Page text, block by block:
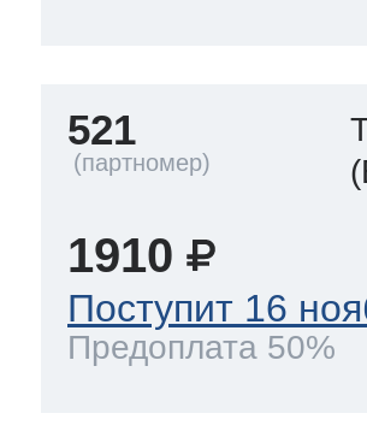
521
1910
Поступит 16
Предоплата 50%